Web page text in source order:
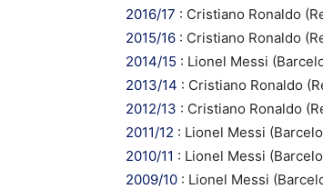
2016/17 : Cristiano Ronaldo
2015/16 : Cristiano Ronaldo
2014/15 : Lionel Messi
2013/14 : Cristiano Ronaldo
2012/13 : Cristiano Ronaldo
2011/12 : Lionel Messi
2010/11 : Lionel Messi
2009/10 : Lionel Messi